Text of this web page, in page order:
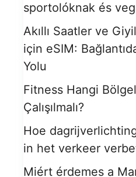
sportolóknak és
Akıllı Saatler ve
için eSIM:
Yolu
Fitness Hangi
Çalışılmalı?
Hoe
in het verkeer
Miért érdemes a